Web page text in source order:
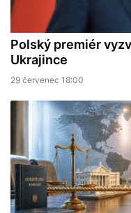
Polský premiér
Ukrajince
29 červenec 18:00